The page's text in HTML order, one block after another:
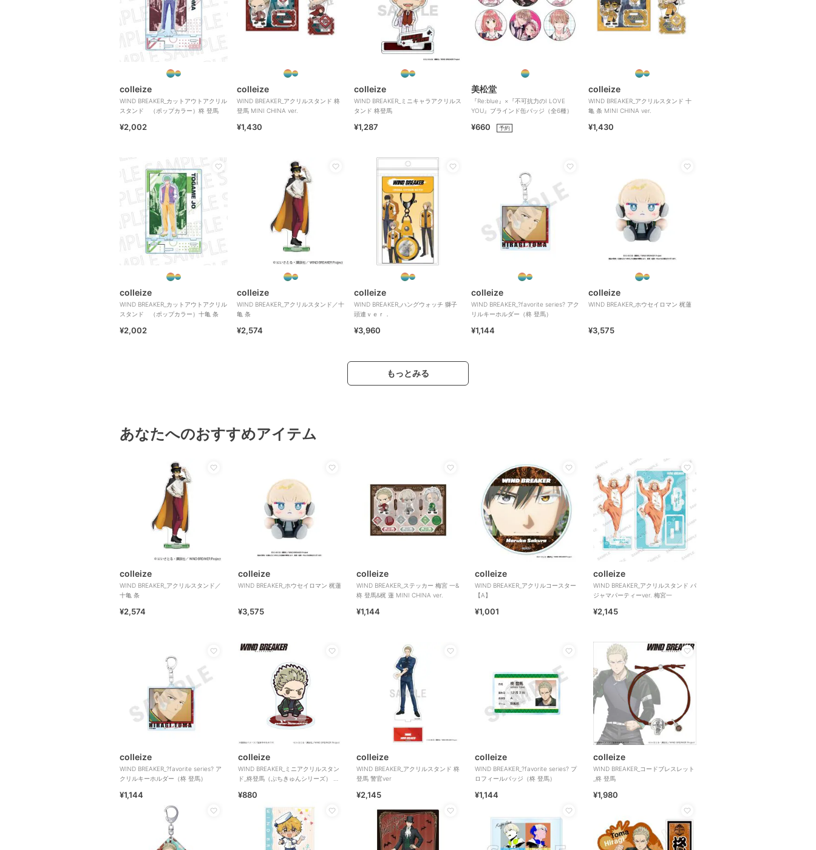
colleize
WIND BREAKER_カットアウトアクリル
スタンド （ポップカラー）柊 登馬
¥2,002
colleize
WIND BREAKER_アクリルスタンド 柊
登馬 MINI CHINA ver.
¥1,430
colleize
WIND BREAKER_ミニキャラアクリルス
タンド 柊登馬
¥1,287
美松堂
『Re:blue』×『不可抗力のI LOVE
YOU』ブラインド缶バッジ（全6種）
¥660 予約
colleize
WIND BREAKER_アクリルスタンド 十
亀 条 MINI CHINA ver.
¥1,430
colleize
WIND BREAKER_カットアウトアクリル
スタンド （ポップカラー）十亀 条
¥2,002
colleize
WIND BREAKER_アクリルスタンド／十
亀 条
¥2,574
colleize
WIND BREAKER_ハングウォッチ 獅子
頭連ｖｅｒ．
¥3,960
colleize
WIND BREAKER_?favorite series? アク
リルキーホルダー（柊 登馬）
¥1,144
colleize
WIND BREAKER_ホウセイロマン 梶蓮
¥3,575
もっとみる
あなたへのおすすめアイテム
colleize
WIND BREAKER_アクリルスタンド／
十亀 条
¥2,574
colleize
WIND BREAKER_ホウセイロマン 梶蓮
¥3,575
colleize
WIND BREAKER_ステッカー 梅宮 一&
柊 登馬&梶 蓮 MINI CHINA ver.
¥1,144
colleize
WIND BREAKER_アクリルコースター
【A】
¥1,001
colleize
WIND BREAKER_アクリルスタンド パ
ジャマパーティーver. 梅宮一
¥2,145
colleize
WIND BREAKER_?favorite series? ア
クリルキーホルダー（柊 登馬）
¥1,144
colleize
WIND BREAKER_ミニアクリルスタン
ド_柊登馬（ぷちきゅんシリーズ）
¥880
colleize
WIND BREAKER_アクリルスタンド 柊
登馬 警官ver
¥2,145
colleize
WIND BREAKER_?favorite series? プ
ロフィールバッジ（柊 登馬）
¥1,144
colleize
WIND BREAKER_コードブレスレット
_柊 登馬
¥1,980